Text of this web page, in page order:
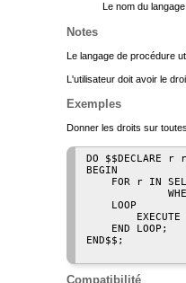
Le nom du
Notes
Le langage de procédure
L'utilisateur doit avoir le
Exemples
Donner les droits sur
DO $$DECLARE r
BEGIN
FOR r IN
    LOOP
EXECUTE
    END LOOP;
END$$;
Compatibilité